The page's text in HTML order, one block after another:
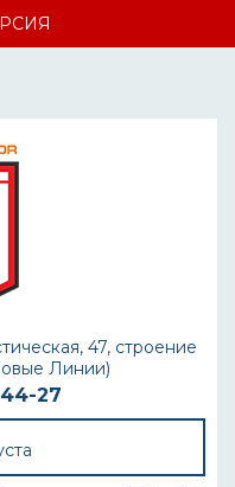
47, строение
Линии)
27